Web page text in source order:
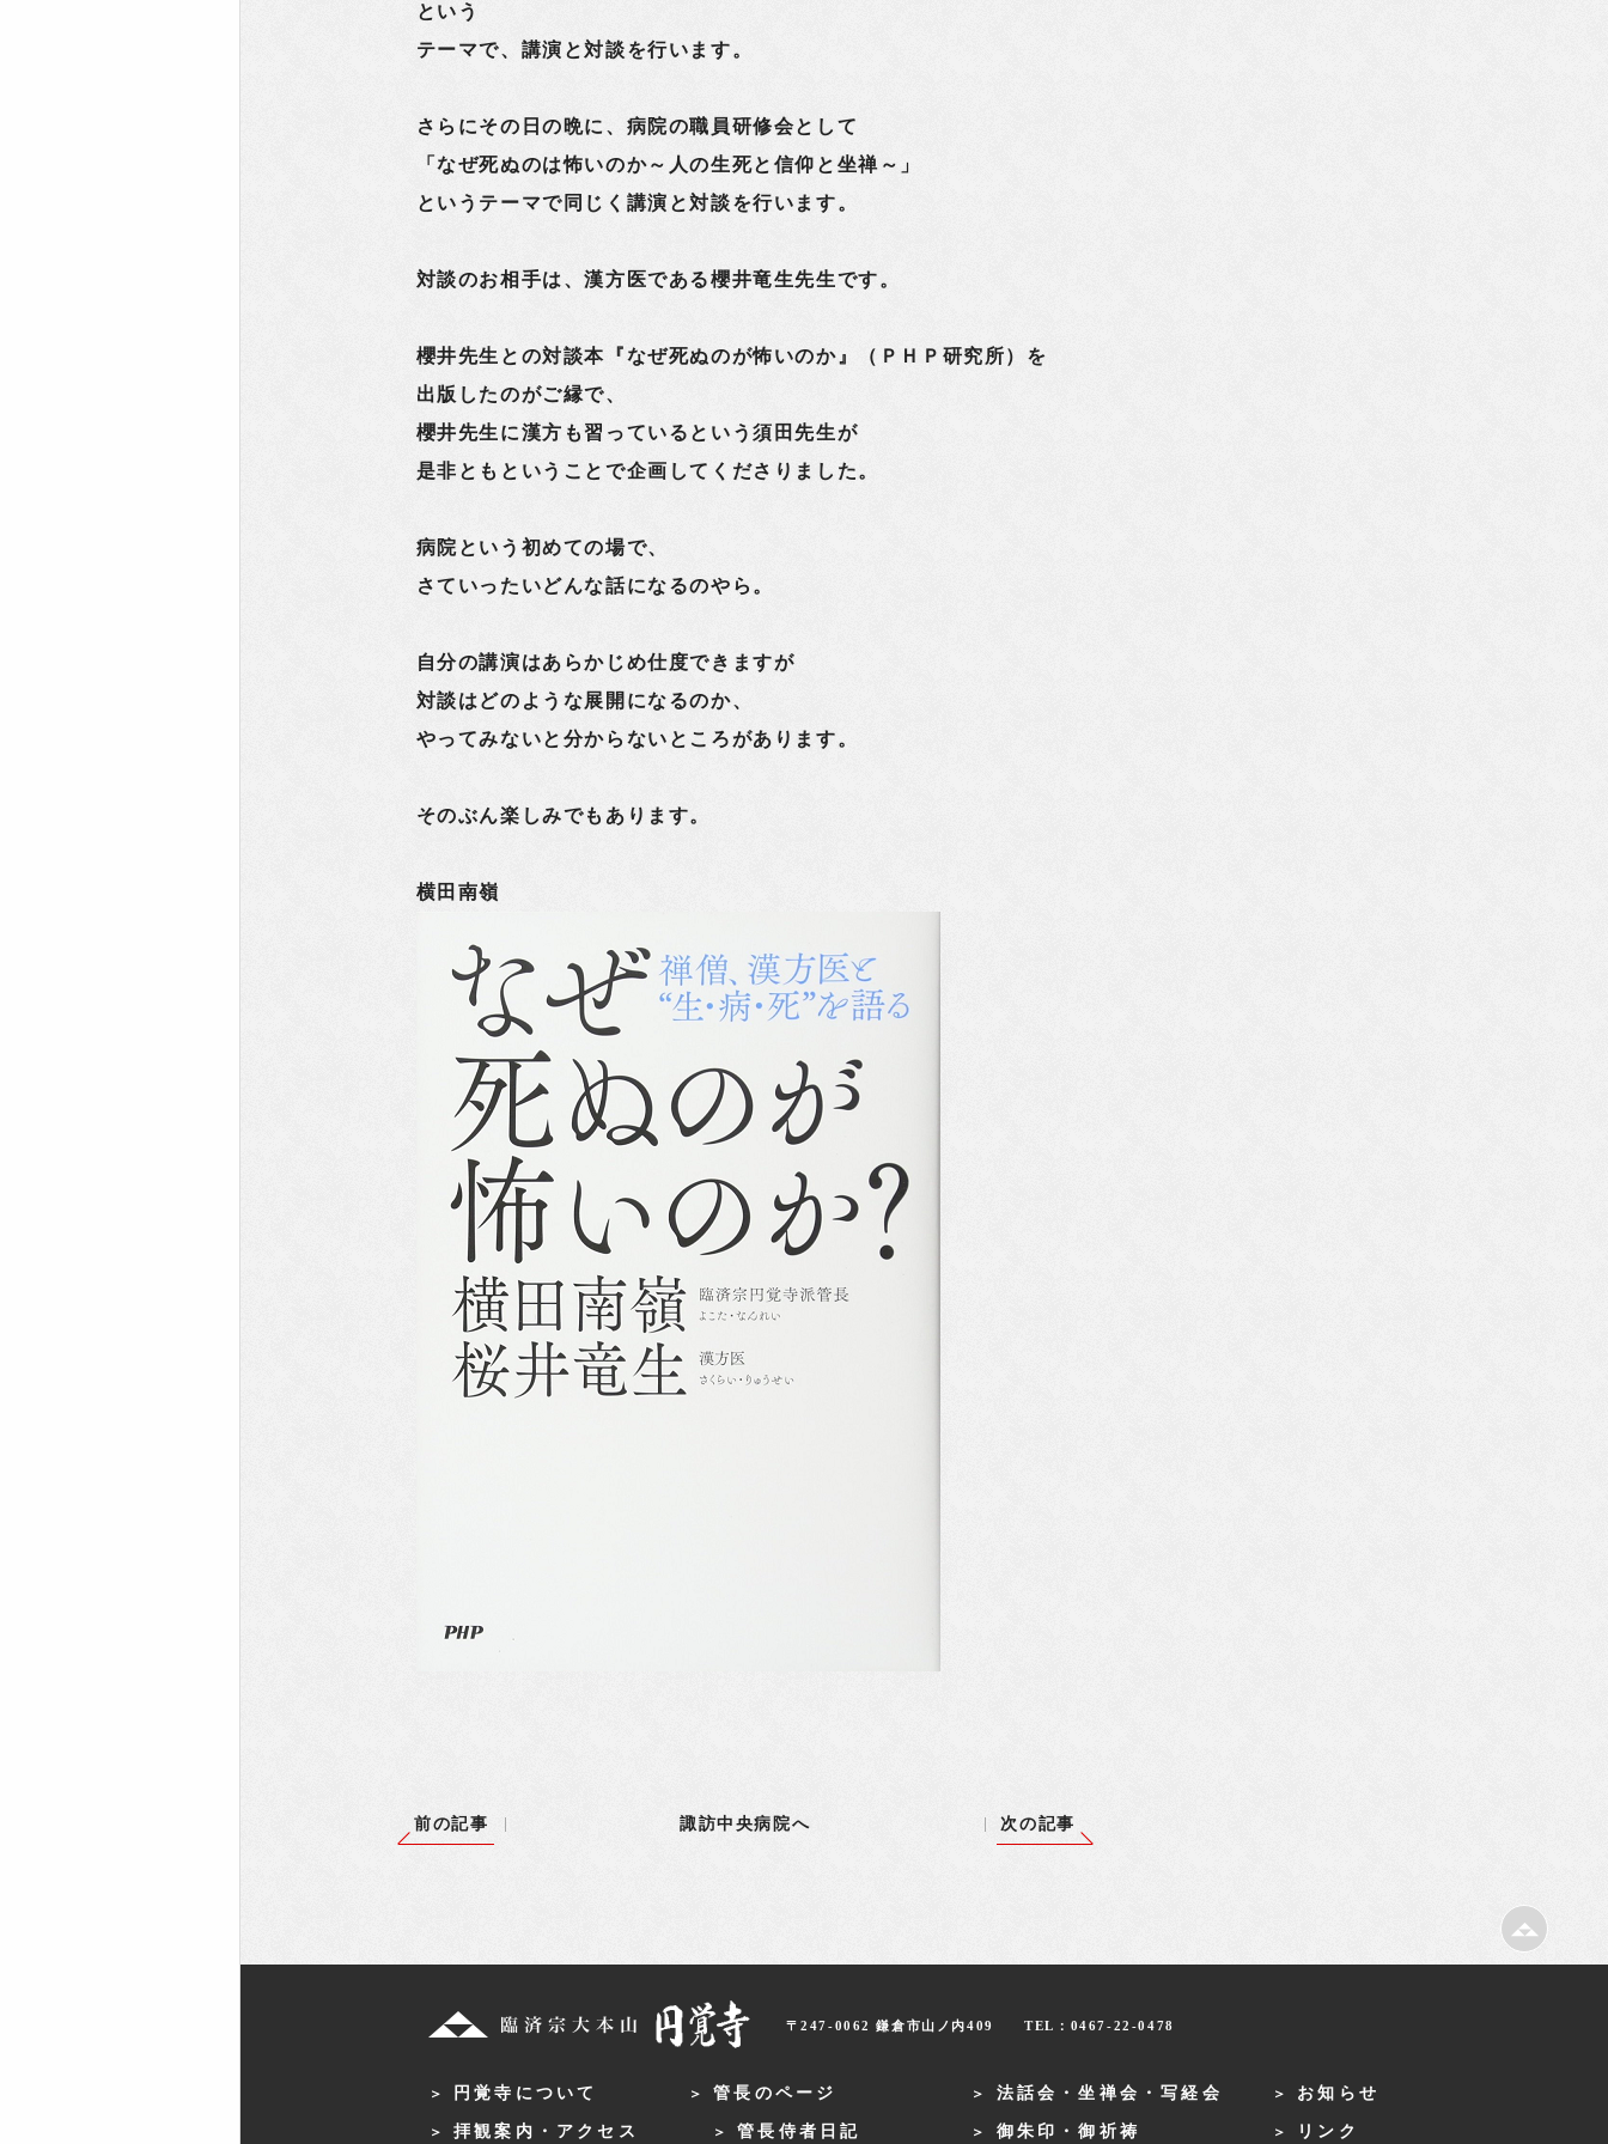
という
テーマで、講演と対談を行います。
さらにその日の晩に、病院の職員研修会として
「なぜ死ぬのは怖いのか～人の生死と信仰と坐禅～」
というテーマで同じく講演と対談を行います。
対談のお相手は、漢方医である櫻井竜生先生です。
櫻井先生との対談本『なぜ死ぬのが怖いのか』（ＰＨＰ研究所）を
出版したのがご縁で、
櫻井先生に漢方も習っているという須田先生が
是非ともということで企画してくださりました。
病院という初めての場で、
さていったいどんな話になるのやら。
自分の講演はあらかじめ仕度できますが
対談はどのような展開になるのか、
やってみないと分からないところがあります。
そのぶん楽しみでもあります。
横田南嶺
諏訪中央病院へ
前の記事 次の記事
〒247-0062 鎌倉市山ノ内409TEL：0467-22-0478
円覚寺について
拝観案内・アクセス
管長のページ
管長侍者日記
法話会・坐禅会・写経会
御朱印・御祈祷
お知らせ
リンク